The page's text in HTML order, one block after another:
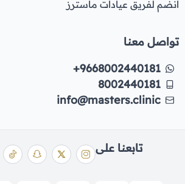
انضم لفريق عيادات ماسترز
تواصل معنا
+9668002440181
8002440181
info@masters.clinic
تابعنا على